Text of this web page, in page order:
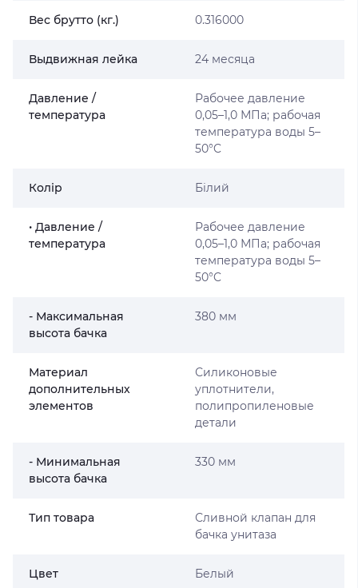
Вес брутто (кг.) 0.316000
Выдвижная лейка 24 месяца
Давление /
температура
Рабочее давление
0,05–1,0 МПа; рабочая
температура воды 5–
50°C
Колір Білий
• Давление /
температура
Рабочее давление
0,05–1,0 МПа; рабочая
температура воды 5–
50°C
- Максимальная
высота бачка
380 мм
Материал
дополнительных
элементов
Силиконовые
уплотнители,
полипропиленовые
детали
- Минимальная
высота бачка
330 мм
Тип товара
Сливной клапан для
бачка унитаза
Цвет Белый